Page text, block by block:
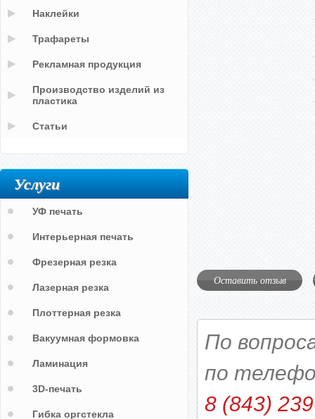
Оставить отзыв
По
по
8 (843)
Наклейки
Трафареты
Рекламная продукция
Производство изделий из
пластика
Статьи
Услуги
УФ печать
Интерьерная печать
Фрезерная резка
Лазерная резка
Плоттерная резка
Вакуумная формовка
Ламинация
3D-печать
Гибка оргстекла